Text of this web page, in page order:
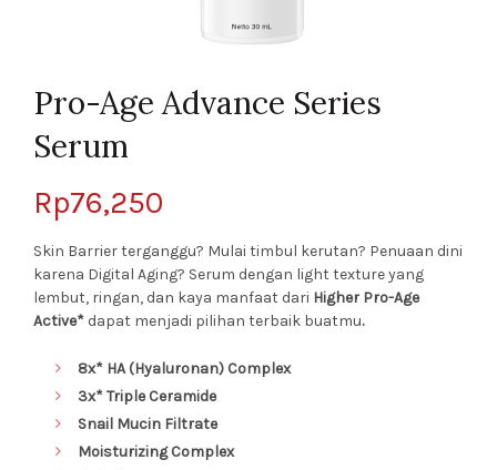
Pro-Age Advance Series
Serum
Rp76,250
Skin Barrier terganggu? Mulai timbul kerutan? Penuaan dini
karena Digital Aging? Serum dengan light texture yang
lembut, ringan, dan kaya manfaat dari Higher Pro-Age
Active* dapat menjadi pilihan terbaik buatmu.
8x* HA (Hyaluronan) Complex
3x* Triple Ceramide
Snail Mucin Filtrate
Moisturizing Complex